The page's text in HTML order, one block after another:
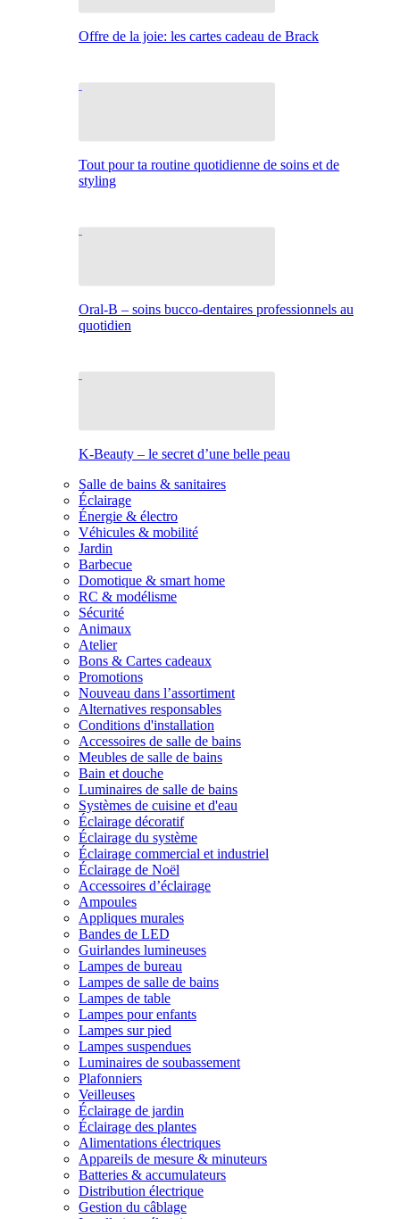
Offre de la joie: les cartes cadeau de Brack
Tout pour ta routine quotidienne de soins et de
styling
Oral-B – soins bucco-dentaires professionnels au
quotidien
K-Beauty – le secret d’une belle peau
Salle de bains & sanitaires
Éclairage
Énergie & électro
Véhicules & mobilité
Jardin
Barbecue
Domotique & smart home
RC & modélisme
Sécurité
Animaux
Atelier
Bons & Cartes cadeaux
Promotions
Nouveau dans l’assortiment
Alternatives responsables
Conditions d'installation
Accessoires de salle de bains
Meubles de salle de bains
Bain et douche
Luminaires de salle de bains
Systèmes de cuisine et d'eau
Éclairage décoratif
Éclairage du système
Éclairage commercial et industriel
Éclairage de Noël
Accessoires d’éclairage
Ampoules
Appliques murales
Bandes de LED
Guirlandes lumineuses
Lampes de bureau
Lampes de salle de bains
Lampes de table
Lampes pour enfants
Lampes sur pied
Lampes suspendues
Luminaires de soubassement
Plafonniers
Veilleuses
Éclairage de jardin
Éclairage des plantes
Alimentations électriques
Appareils de mesure & minuteurs
Batteries & accumulateurs
Distribution électrique
Gestion du câblage